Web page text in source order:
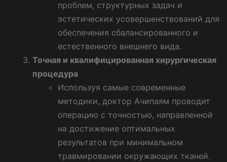
проблем, структурных задач и
эстетических усовершенствований для
обеспечения сбалансированного и
естественного внешнего вида.
Точная и квалифицированная хирургическая
процедура
Используя самые современные
методики, доктор Ачипаям проводит
операцию с точностью, направленной
на достижение оптимальных
результатов при минимальном
травмировании окружающих тканей.